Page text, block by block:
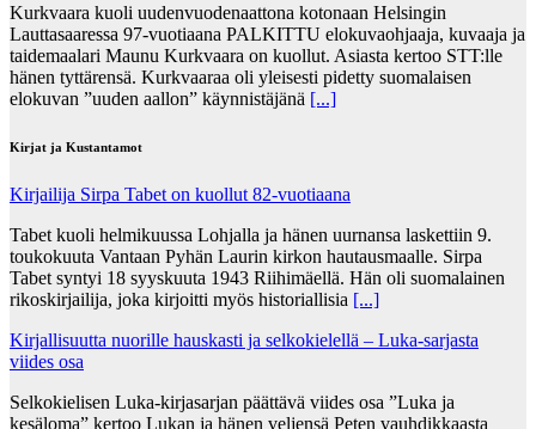
Kurkvaara kuoli uudenvuodenaattona kotonaan Helsingin
Lauttasaaressa 97-vuotiaana PALKITTU elokuvaohjaaja, kuvaaja ja
taidemaalari Maunu Kurkvaara on kuollut. Asiasta kertoo STT:lle
hänen tyttärensä. Kurkvaaraa oli yleisesti pidetty suomalaisen
elokuvan ”uuden aallon” käynnistäjänä [...]
Kirjat ja Kustantamot
Kirjailija Sirpa Tabet on kuollut 82-vuotiaana
Tabet kuoli helmikuussa Lohjalla ja hänen uurnansa laskettiin 9.
toukokuuta Vantaan Pyhän Laurin kirkon hautausmaalle. Sirpa
Tabet syntyi 18 syyskuuta 1943 Riihimäellä. Hän oli suomalainen
rikoskirjailija, joka kirjoitti myös historiallisia [...]
Kirjallisuutta nuorille hauskasti ja selkokielellä – Luka-sarjasta
viides osa
Selkokielisen Luka-kirjasarjan päättävä viides osa ”Luka ja
kesäloma” kertoo Lukan ja hänen veljensä Peten vauhdikkaasta